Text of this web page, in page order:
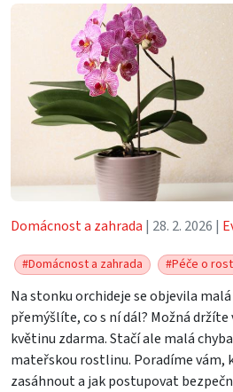
Domácnost a zahrada | 28. 2. 2026 |
#Domácnost a zahrada #Péče o
Na stonku orchideje se objevila
přemýšlíte, co s ní dál? Možná držíte
květinu zdarma. Stačí ale malá
mateřskou rostlinu. Poradíme vám,
zasáhnout a jak postupovat